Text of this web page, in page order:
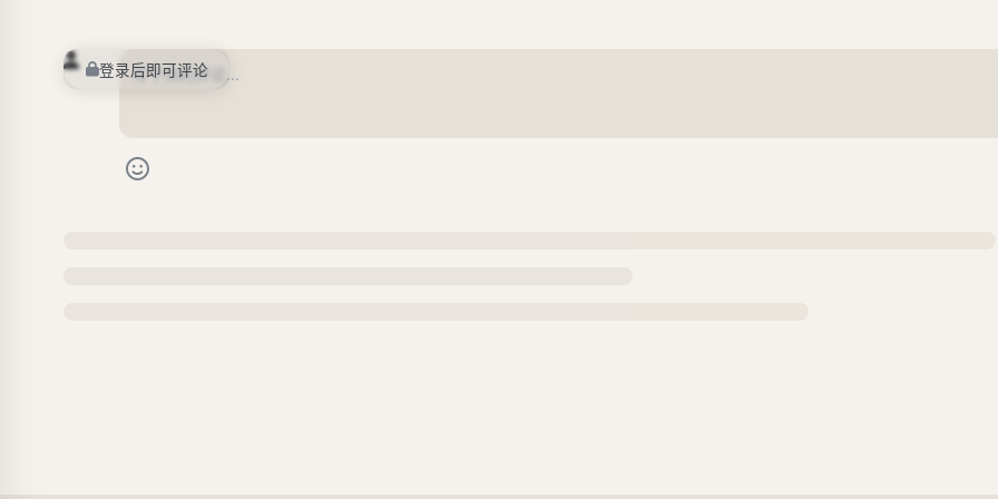
登录后即可评论